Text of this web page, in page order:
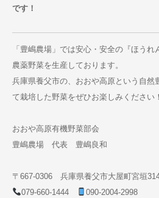
です！
「豊嶋農場」では安心・安全の『ほう
農薬野菜を生産しております。
兵庫県養父市の、おおや高原という自然
て栽培した野菜をぜひお楽しみください！
おおや高原有機野菜部会
豊嶋農場 代表 豊嶋良和
〒667-0306 兵庫県養父市大屋町宮垣
079-660-1444
090-2004-2998